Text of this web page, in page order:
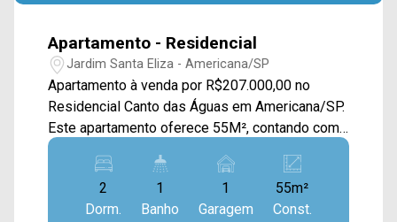
Apartamento - Residencial
Jardim Santa Eliza - Americana/SP
Apartamento à venda por R$207.000,00 no
Residencial Canto das Águas em Americana/SP.
Este apartamento oferece 55M², contando com
sala de estar e de jantar integradas com a
cozinha planejada, e área de serviço com
armários. > 02 quartos; > 01 banheiro social; > 01
vaga de garagem coberta. Localizado no bairro
2
Dorm.
1
Banho
1
Garagem
55m²
Const.